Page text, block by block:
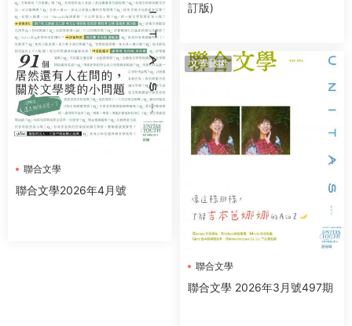
聯合文學
聯合文學2026年4月號
訂版)
文學藝術
聯合文學
聯合文學 2026年3月號497期